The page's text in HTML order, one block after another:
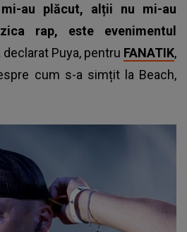
au plăcut, alții nu mi-au
rap, este evenimentul
declarat Puya, pentru FANATIK,
cum s-a simțit la Beach,